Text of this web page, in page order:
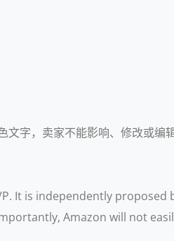
字，卖家不能影响、修改或编
It is independently proposed
Amazon will not